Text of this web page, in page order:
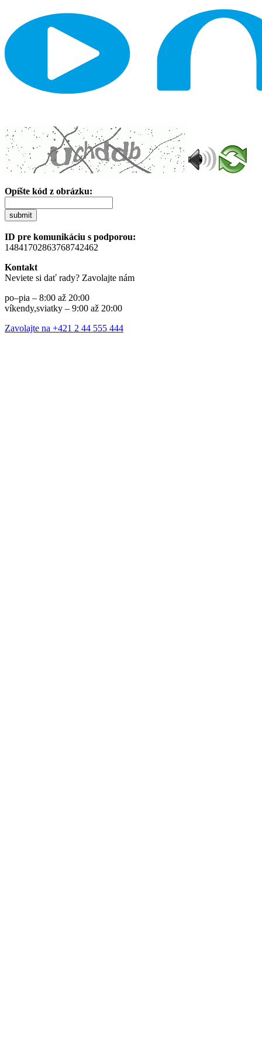
Opíšte kód z obrázku:
submit
ID pre komunikáciu s podporou:
14841702863768742462
Kontakt
Neviete si dať rady? Zavolajte nám
po–pia – 8:00 až 20:00
víkendy,sviatky – 9:00 až 20:00
Zavolajte na +421 2 44 555 444